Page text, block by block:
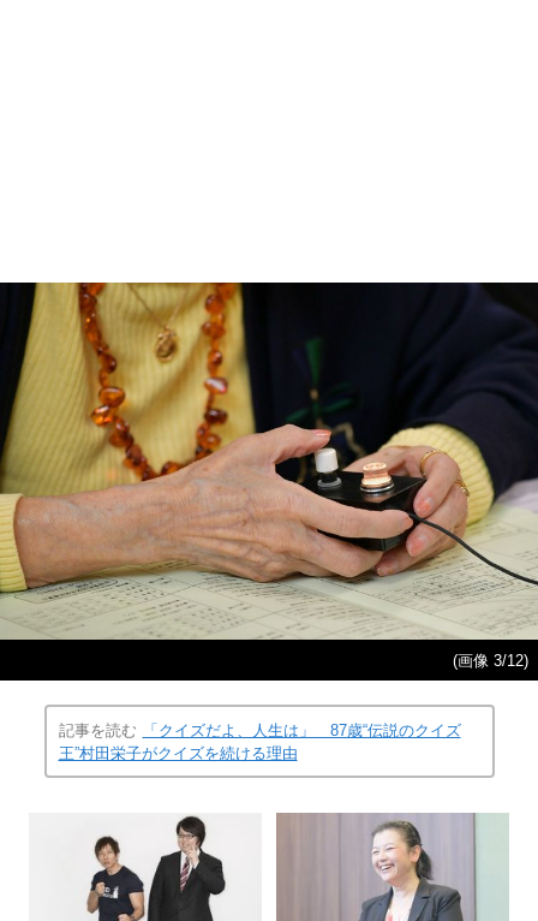
(画像 3/12)
記事を読む
「クイズだよ、人生は」 87歳“伝説のクイズ
王”村田栄子がクイズを続ける理由